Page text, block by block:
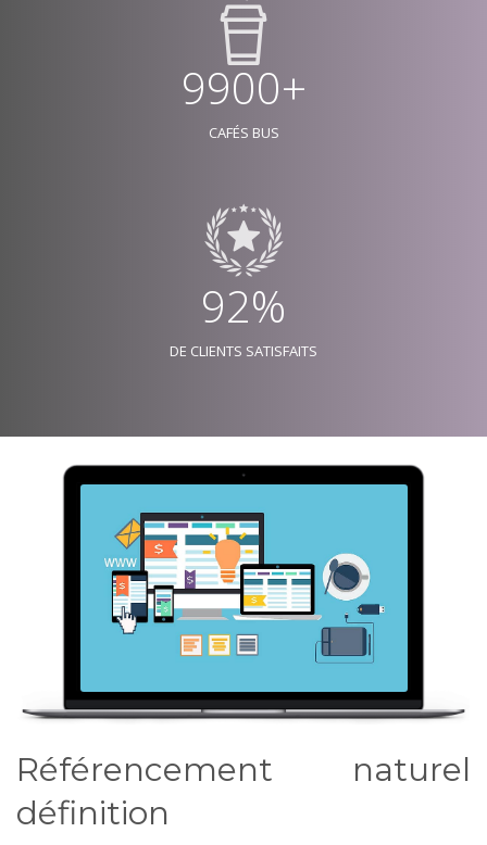
9900+
CAFÉS BUS
92%
DE CLIENTS SATISFAITS
Référencement naturel
définition